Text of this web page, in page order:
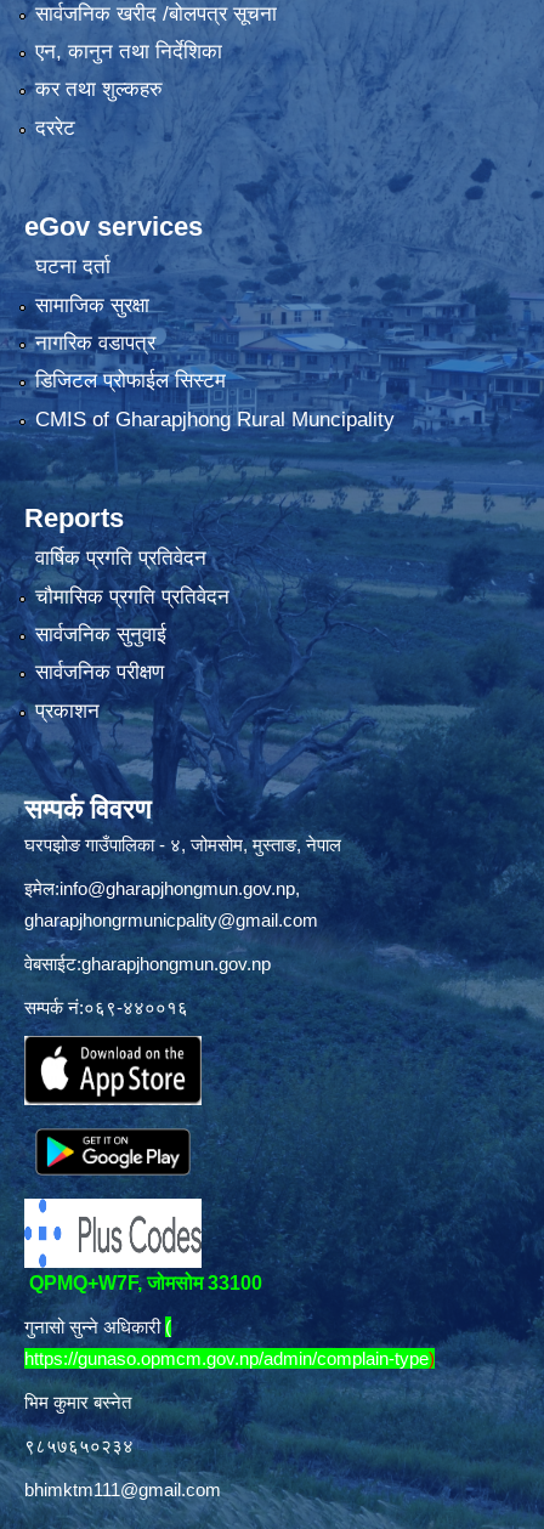
सार्वजनिक खरीद /बोलपत्र सूचना
एन, कानुन तथा निर्देशिका
कर तथा शुल्कहरु
दररेट
eGov services
घटना दर्ता
सामाजिक सुरक्षा
नागरिक वडापत्र
डिजिटल प्रोफाईल सिस्टम
CMIS of Gharapjhong Rural Muncipality
Reports
वार्षिक प्रगति प्रतिवेदन
चौमासिक प्रगति प्रतिवेदन
सार्वजनिक सुनुवाई
सार्वजनिक परीक्षण
प्रकाशन
सम्पर्क विवरण
घरपझोङ गाउँपालिका - ४, जोमसोम, मुस्ताङ, नेपाल
इमेल:info@gharapjhongmun.gov.np,
gharapjhongrmunicpality@gmail.com
वेबसाईट:gharapjhongmun.gov.np
सम्पर्क नं:०६९-४४००१६
QPMQ+W7F, जोमसोम 33100
गुनासो सुन्ने अधिकारी (
https://gunaso.opmcm.gov.np/admin/complain-type)
भिम कुमार बस्नेत
९८५७६५०२३४
bhimktm111@gmail.com